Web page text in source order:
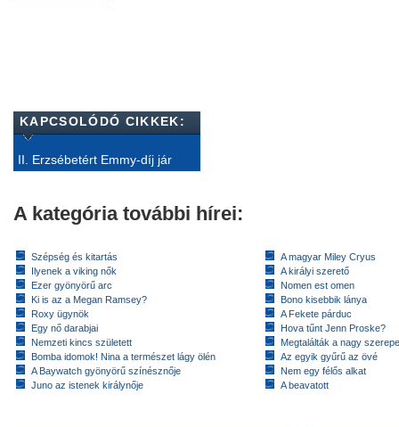
KAPCSOLÓDÓ CIKKEK:
II. Erzsébetért Emmy-díj jár
A kategória további hírei:
Szépség és kitartás
Ilyenek a viking nők
Ezer gyönyörű arc
Ki is az a Megan Ramsey?
Roxy ügynök
Egy nő darabjai
Nemzeti kincs született
Bomba idomok! Nina a természet lágy ölén
A Baywatch gyönyörű színésznője
Juno az istenek királynője
A magyar Miley Cryus
A királyi szerető
Nomen est omen
Bono kisebbik lánya
A Fekete párduc
Hova tűnt Jenn Proske?
Megtalálták a nagy
Az egyik gyűrű az övé
Nem egy félős alkat
A beavatott